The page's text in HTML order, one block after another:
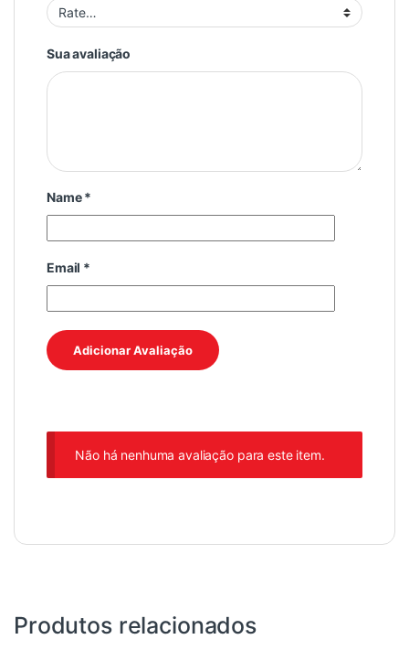
Sua avaliação
Name*
Email *
Não há nenhuma avaliação para este item.
Produtos relacionados